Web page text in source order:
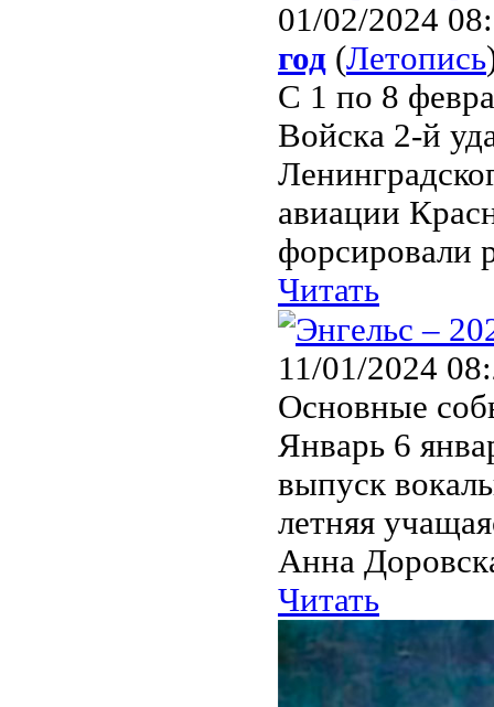
01/02/2024
год (Летопись
С 1 по 8
Войска 2-й
авиации
форсировали
Читать
11/01/2024
Основные
Январь 6
выпуск
летняя
Анна
Читать